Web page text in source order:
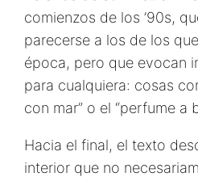
comienzos de los ’90s,
parecerse a los de los
época, pero que evocan
para cualquiera: cosas
con mar” o el “perfume a
Hacia el final, el texto
interior que no